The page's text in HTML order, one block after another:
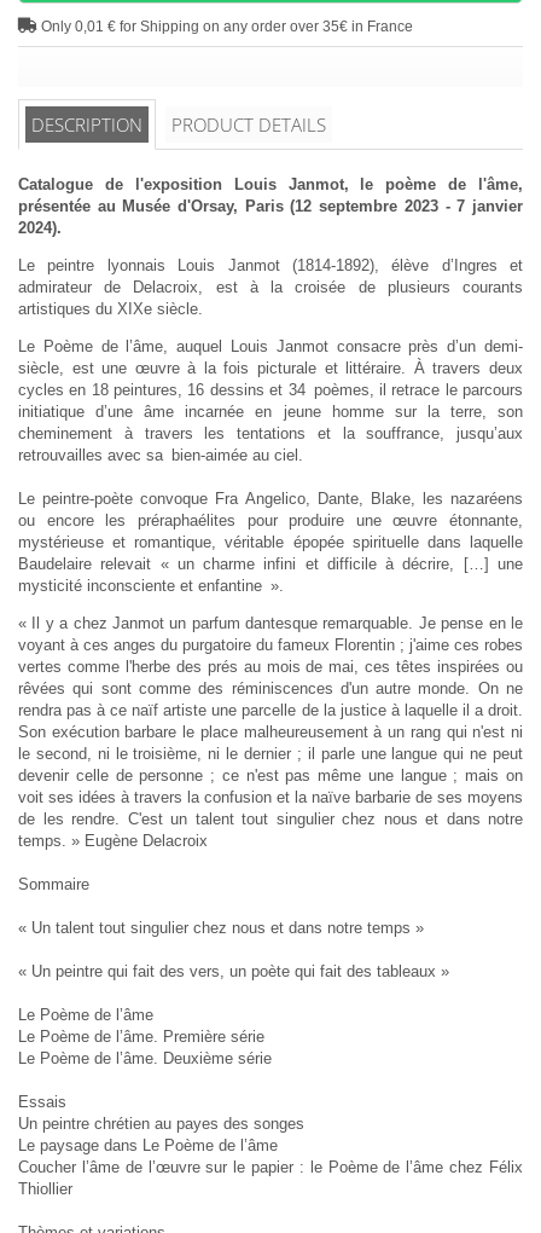
Only 0,01 € for Shipping on any order over 35€ in France
DESCRIPTION PRODUCT DETAILS
Catalogue de l'exposition Louis Janmot, le poème de l'âme,
présentée au Musée d'Orsay, Paris (12 septembre 2023 - 7 janvier
2024).
Le peintre lyonnais Louis Janmot (1814-1892), élève d’Ingres et
admirateur de Delacroix, est à la croisée de plusieurs courants
artistiques du XIXe siècle.
Le Poème de l’âme, auquel Louis Janmot consacre près d’un demi-
siècle, est une œuvre à la fois picturale et littéraire. À travers deux
cycles en 18 peintures, 16 dessins et 34 poèmes, il retrace le parcours
initiatique d’une âme incarnée en jeune homme sur la terre, son
cheminement à travers les tentations et la souffrance, jusqu’aux
retrouvailles avec sa bien-aimée au ciel.
Le peintre-poète convoque Fra Angelico, Dante, Blake, les nazaréens
ou encore les préraphaélites pour produire une œuvre étonnante,
mystérieuse et romantique, véritable épopée spirituelle dans laquelle
Baudelaire relevait « un charme infini et difficile à décrire, […] une
mysticité inconsciente et enfantine ».
« Il y a chez Janmot un parfum dantesque remarquable. Je pense en le
voyant à ces anges du purgatoire du fameux Florentin ; j'aime ces robes
vertes comme l'herbe des prés au mois de mai, ces têtes inspirées ou
rêvées qui sont comme des réminiscences d'un autre monde. On ne
rendra pas à ce naïf artiste une parcelle de la justice à laquelle il a droit.
Son exécution barbare le place malheureusement à un rang qui n'est ni
le second, ni le troisième, ni le dernier ; il parle une langue qui ne peut
devenir celle de personne ; ce n'est pas même une langue ; mais on
voit ses idées à travers la confusion et la naïve barbarie de ses moyens
de les rendre. C'est un talent tout singulier chez nous et dans notre
temps. » Eugène Delacroix
Sommaire
« Un talent tout singulier chez nous et dans notre temps »
« Un peintre qui fait des vers, un poète qui fait des tableaux »
Le Poème de l’âme
Le Poème de l’âme. Première série
Le Poème de l’âme. Deuxième série
Essais
Un peintre chrétien au payes des songes
Le paysage dans Le Poème de l’âme
Coucher l’âme de l’œuvre sur le papier : le Poème de l’âme chez Félix
Thiollier